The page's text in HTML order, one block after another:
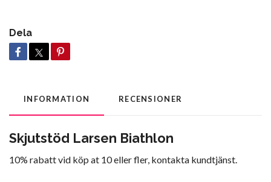
Dela
INFORMATION RECENSIONER
Skjutstöd Larsen Biathlon
10% rabatt vid köp at 10 eller fler, kontakta kundtjänst.